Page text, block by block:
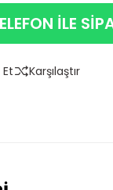
İLE
Karşılaştır